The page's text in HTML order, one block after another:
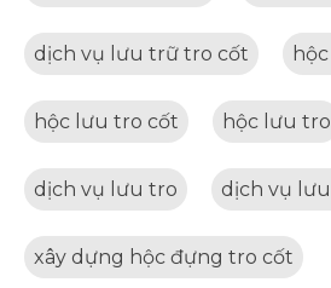
dịch vụ lưu trữ tro cốt
hộc lưu tro cốt hộc lưu tro
dịch vụ lưu tro dịch vụ
xây dựng hộc đựng tro cốt